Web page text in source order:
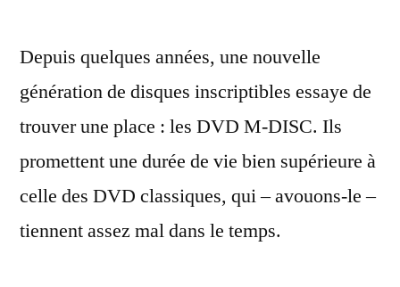
les
qui
durent
1
ans
Depuis quelques années, une nouvelle
génération de disques inscriptibles essaye de
trouver une place : les DVD M-DISC. Ils
promettent une durée de vie bien supérieure à
celle des DVD classiques, qui – avouons-le –
tiennent assez mal dans le temps.